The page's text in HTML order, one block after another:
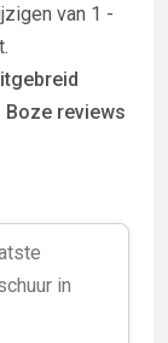
van 1 -
reviews